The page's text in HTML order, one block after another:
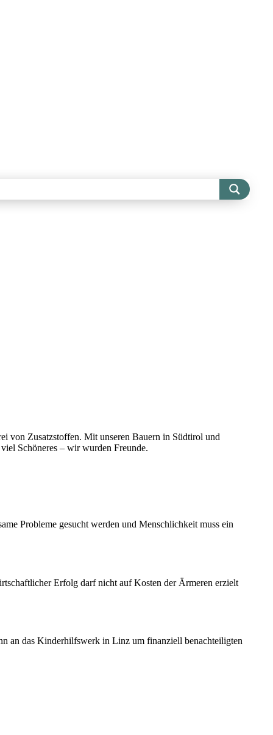
von Zusatzstoffen. Mit unseren Bauern in Südtirol und
Schöneres – wir wurden Freunde.
Probleme gesucht werden und Menschlichkeit muss ein
Erfolg darf nicht auf Kosten der Ärmeren erzielt
an das Kinderhilfswerk in Linz um finanziell benachteiligten